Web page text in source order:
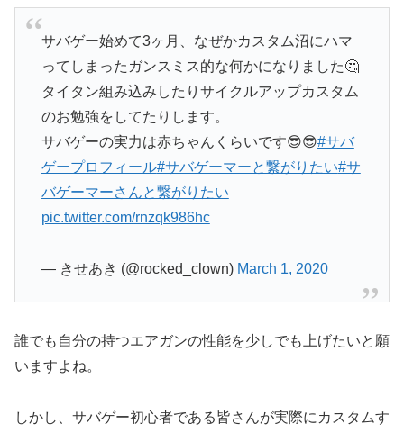
サバゲー始めて3ヶ月、なぜかカスタム沼にハマ
ってしまったガンスミス的な何かになりました🤔
タイタン組み込みしたりサイクルアップカスタム
のお勉強をしてたりします。
サバゲーの実力は赤ちゃんくらいです😎😎#サバ
ゲープロフィール#サバゲーマーと繋がりたい#サ
バゲーマーさんと繋がりたい
pic.twitter.com/rnzqk986hc
— きせあき (@rocked_clown) March 1, 2020
誰でも自分の持つエアガンの性能を少しでも上げたいと願
いますよね。
しかし、サバゲー初心者である皆さんが実際にカスタムす